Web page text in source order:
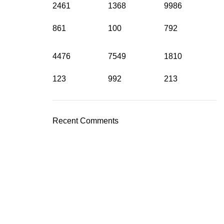
2461
861
1368
100
9986
792
4476
123
7549
992
1810
213
Recent Comments